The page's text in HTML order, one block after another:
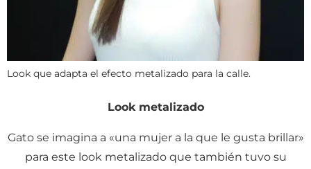
Look que adapta el efecto metalizado para la calle.
Look metalizado
Gato se imagina a «una mujer a la que le gusta brillar»
para este look metalizado que también tuvo su